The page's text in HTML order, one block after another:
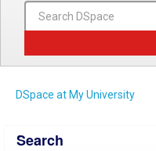
DSpace at My University
Search